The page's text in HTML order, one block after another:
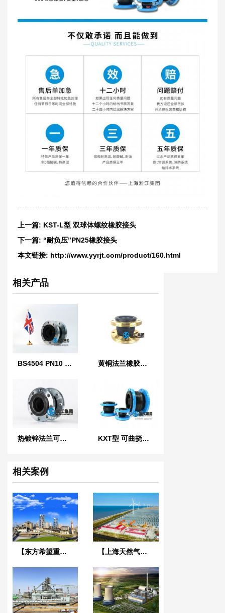
上一篇: KST-L型 双球体螺纹橡胶接头
下一篇: “耐负压”PN25橡胶接头
本文链接: http://www.yyrjt.com/product/160.html
相关产品
BS4504 PN10 英国标准橡胶膨胀节 黄铜法兰橡胶接头
热镀锌法兰可曲挠橡胶接头 KXT型 可曲挠橡胶接头
相关案例
【东方希望重庆水泥厂】长江取水橡胶软连接合同 【上海天然气过江隧道】耐油橡胶接头合同